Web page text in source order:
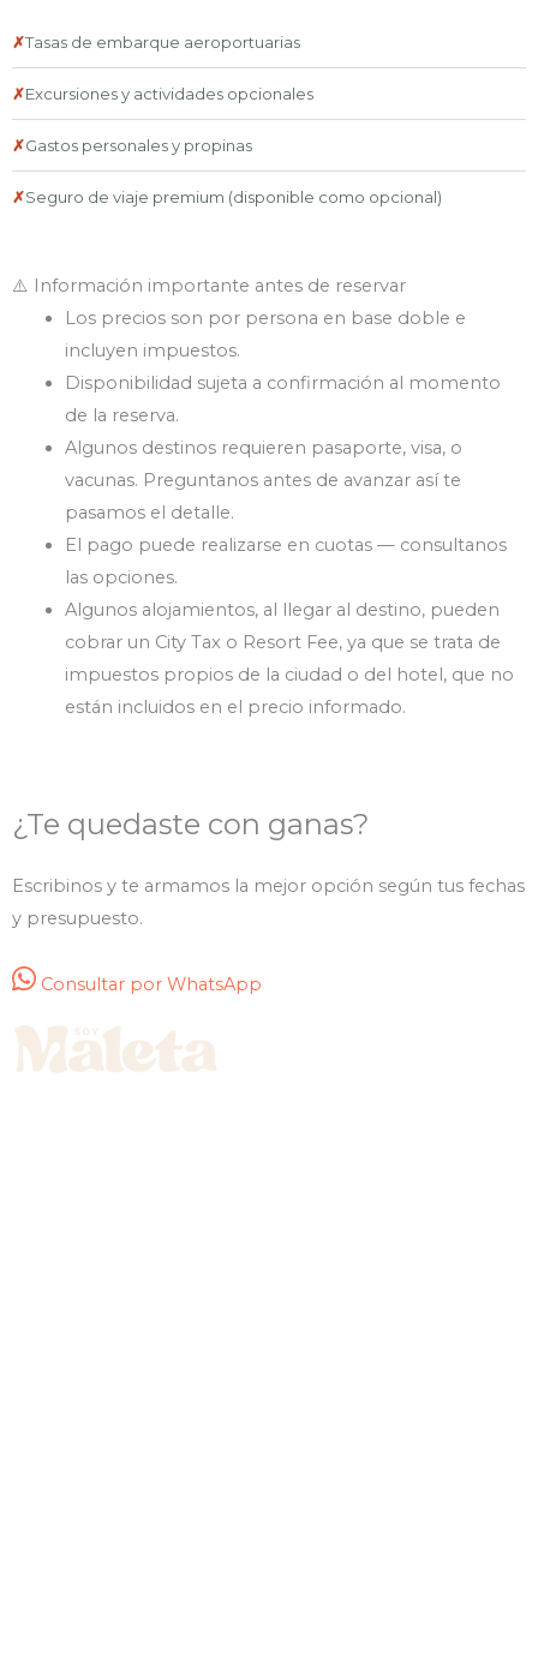
✗Tasas de embarque aeroportuarias
✗Excursiones y actividades opcionales
✗Gastos personales y propinas
✗Seguro de viaje premium (disponible como opcional)
⚠️ Información importante antes de reservar
Los precios son por persona en base doble e
incluyen impuestos.
Disponibilidad sujeta a confirmación al momento
de la reserva.
Algunos destinos requieren pasaporte, visa, o
vacunas. Preguntanos antes de avanzar así te
pasamos el detalle.
El pago puede realizarse en cuotas — consultanos
las opciones.
Algunos alojamientos, al llegar al destino, pueden
cobrar un City Tax o Resort Fee, ya que se trata de
impuestos propios de la ciudad o del hotel, que no
están incluidos en el precio informado.
¿Te quedaste con ganas?
Escribinos y te armamos la mejor opción según tus fechas
y presupuesto.
Consultar por WhatsApp